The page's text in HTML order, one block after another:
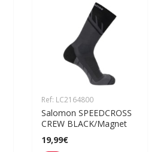
Ref: LC2164800
Salomon SPEEDCROSS
CREW BLACK/Magnet
19,99€